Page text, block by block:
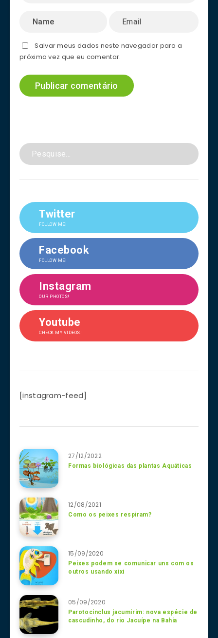
Salvar meus dados neste navegador para a
próxima vez que eu comentar.
Twitter
FOLLOW ME!
Facebook
FOLLOW ME!
Instagram
OUR PHOTOS!
Youtube
CHECK MY VIDEOS!
[instagram-feed]
27/12/2022
Formas biológicas das plantas Aquáticas
12/08/2021
Como os peixes respiram?
15/09/2020
Peixes podem se comunicar uns com os
outros usando xixi
05/09/2020
Parotocinclus jacumirim: nova espécie de
cascudinho, do rio Jacuípe na Bahia